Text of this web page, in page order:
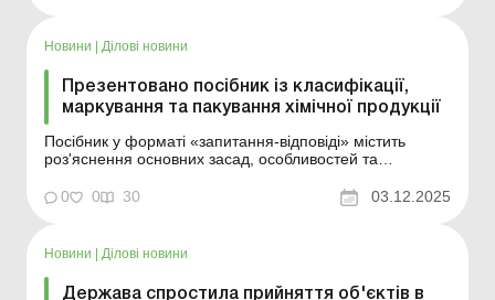
Новини | Ділові новини
Презентовано посібник із класифікації,
маркування та пакування хімічної продукції
Посібник у форматі «запитання-відповіді» містить
роз'яснення основних засад, особливостей та
CLP. Унікальність видання – в наявності конкретних
прикладів маркування, які мають чітке пояснення.
0 0 30 03.12.2025
Новини Ділові новини
Держава спростила прийняття об'єктів в